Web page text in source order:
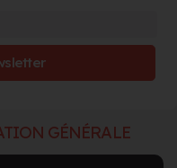
GÉNÉRALE